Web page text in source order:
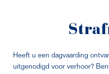
Heeft u een dagvaarding
uitgenodigd voor verhoor?